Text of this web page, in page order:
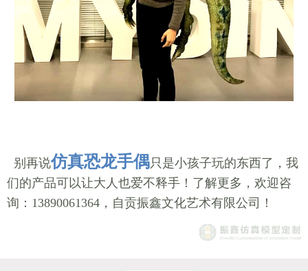
别再说仿真恐龙手偶只是小孩子玩的东西了，我
们的产品可以让大人也爱不释手！了解更多，欢迎咨
询：13890061364，自贡振鑫文化艺术有限公司！